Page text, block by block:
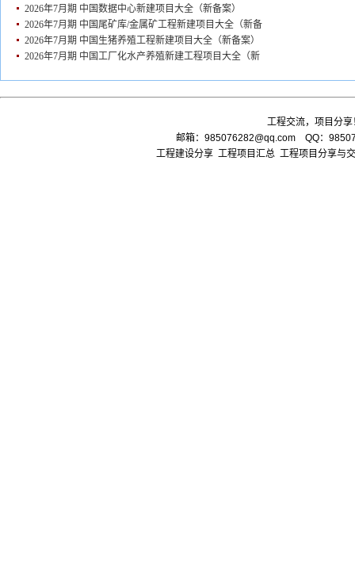
2026年7月期 中国数据中心新建项目大全（新备案）
2026年7月期 中国尾矿库/金属矿工程新建项目大全（新备
2026年7月期 中国生猪养殖工程新建项目大全（新备案）
2026年7月期 中国工厂化水产养殖新建工程项目大全（新
工程交流，项目分享
邮箱： 985076282@qq.com QQ：
工程建设分享 工程项目汇总 工程项目分享与